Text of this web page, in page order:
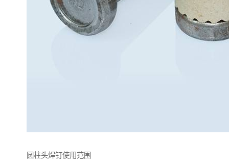
圆柱头焊钉使用范围